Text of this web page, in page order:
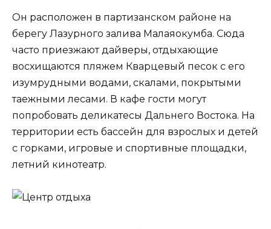
Он расположен в партизанском районе на
берегу Лазурного залива Малаяокумба. Сюда
часто приезжают дайверы, отдыхающие
восхищаются пляжем Кварцевый песок с его
изумрудными водами, скалами, покрытыми
таежными лесами. В кафе гости могут
попробовать деликатесы Дальнего Востока. На
территории есть бассейн для взрослых и детей
с горками, игровые и спортивные площадки,
летний кинотеатр.